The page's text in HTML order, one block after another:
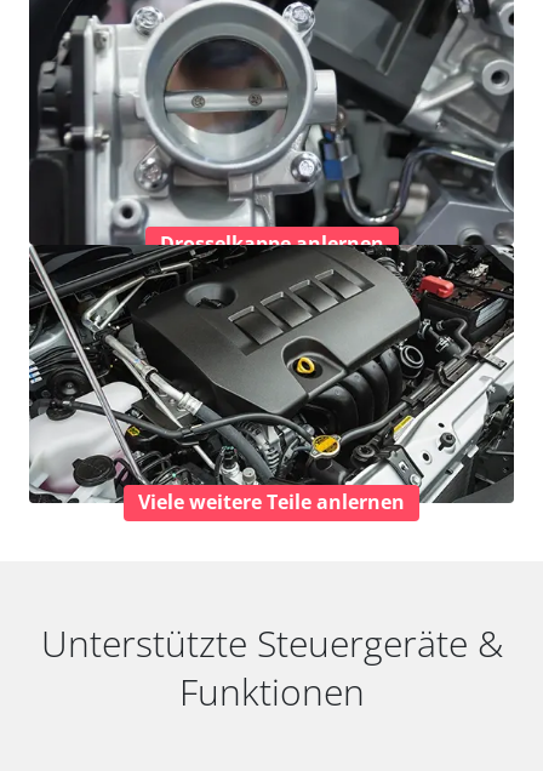
Drosselkappe anlernen
Viele weitere Teile anlernen
Unterstützte Steuergeräte &
Funktionen